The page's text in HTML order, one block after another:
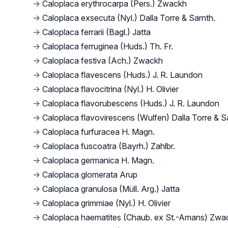
→ Caloplaca erythrocarpa (Pers.) Zwackh
→ Caloplaca exsecuta (Nyl.) Dalla Torre & Sarnth.
→ Caloplaca ferrarii (Bagl.) Jatta
→ Caloplaca ferruginea (Huds.) Th. Fr.
→ Caloplaca festiva (Ach.) Zwackh
→ Caloplaca flavescens (Huds.) J. R. Laundon
→ Caloplaca flavocitrina (Nyl.) H. Olivier
→ Caloplaca flavorubescens (Huds.) J. R. Laundon
→ Caloplaca flavovirescens (Wulfen) Dalla Torre &
→ Caloplaca furfuracea H. Magn.
→ Caloplaca fuscoatra (Bayrh.) Zahlbr.
→ Caloplaca germanica H. Magn.
→ Caloplaca glomerata Arup
→ Caloplaca granulosa (Müll. Arg.) Jatta
→ Caloplaca grimmiae (Nyl.) H. Olivier
→ Caloplaca haematites (Chaub. ex St.-Amans)